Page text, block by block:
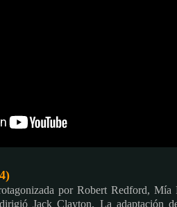
por Robert Redford, Mía
Jack Clayton. La adaptación